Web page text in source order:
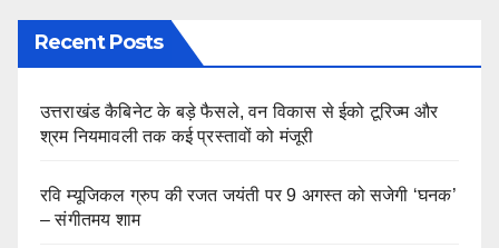
Recent Posts
उत्तराखंड कैबिनेट के बड़े फैसले, वन विकास से ईको टूरिज्म और
श्रम नियमावली तक कई प्रस्तावों को मंजूरी
रवि म्यूजिकल ग्रुप की रजत जयंती पर 9 अगस्त को सजेगी ‘घनक’
– संगीतमय शाम